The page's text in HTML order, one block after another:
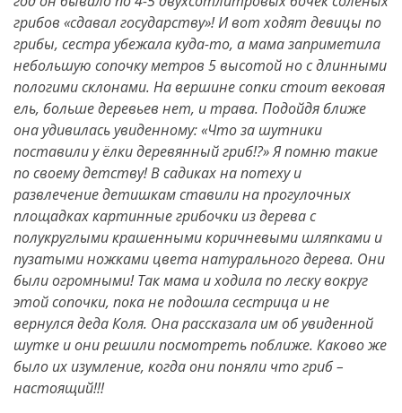
грибов «сдавал государству»! И вот ходят девицы по
грибы, сестра убежала куда-то, а мама заприметила
небольшую сопочку метров 5 высотой но с длинными
пологими склонами. На вершине сопки стоит вековая
ель, больше деревьев нет, и трава. Подойдя ближе
она удивилась увиденному: «Что за шутники
поставили у ёлки деревянный гриб!?» Я помню такие
по своему детству! В садиках на потеху и
развлечение детишкам ставили на прогулочных
площадках картинные грибочки из дерева с
полукруглыми крашенными коричневыми шляпками и
пузатыми ножками цвета натурального дерева. Они
были огромными! Так мама и ходила по леску вокруг
этой сопочки, пока не подошла сестрица и не
вернулся деда Коля. Она рассказала им об увиденной
шутке и они решили посмотреть поближе. Каково же
было их изумление, когда они поняли что гриб –
настоящий!!!